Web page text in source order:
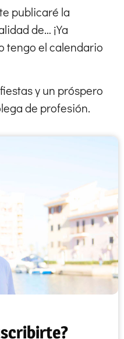
publicaré la
de… ¡Ya
tengo el calendario
y un próspero
de profesión.